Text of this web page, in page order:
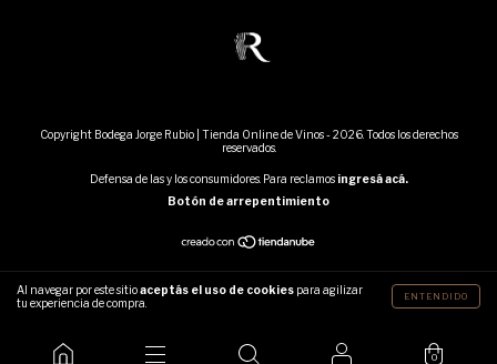
Al navegar por este sitioaceptás el uso de cookies para agilizar
tu experiencia de compra.
ENTENDIDO
0
Copyright Bodega Jorge Rubio | Tienda Online de Vinos - 2026. Todos los derechos
reservados.
Defensa de las y los consumidores. Para reclamos ingresá acá.
Botón de arrepentimiento